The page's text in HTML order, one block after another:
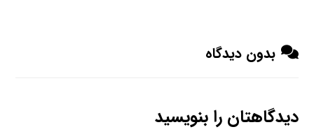
بدون دیدگاه
دیدگاهتان را بنویسید